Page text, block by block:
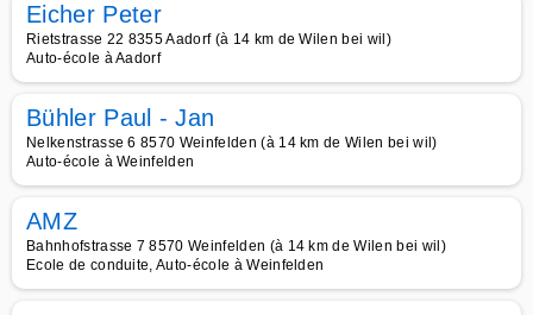
Eicher Peter
Rietstrasse 22 8355 Aadorf (à 14 km de Wilen bei wil)
Auto-école à Aadorf
Bühler Paul - Jan
Nelkenstrasse 6 8570 Weinfelden (à 14 km de Wilen bei wil)
Auto-école à Weinfelden
AMZ
Bahnhofstrasse 7 8570 Weinfelden (à 14 km de Wilen bei wil)
Ecole de conduite, Auto-école à Weinfelden